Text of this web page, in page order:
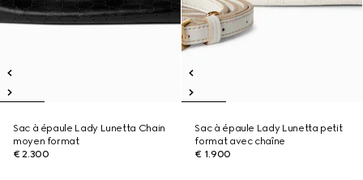
Sac à épaule Lady Lunetta Chain
moyen format
€ 2.300
Sac à épaule Lady Lunetta petit
format avec chaîne
€ 1.900